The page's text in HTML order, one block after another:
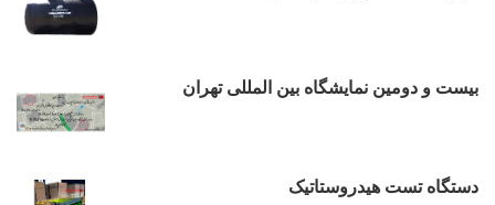
بیست و دومین نمایشگاه بین المللی تهران
دستگاه تست هیدروستاتیک